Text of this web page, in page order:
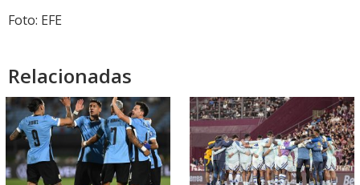
Foto: EFE
Relacionadas